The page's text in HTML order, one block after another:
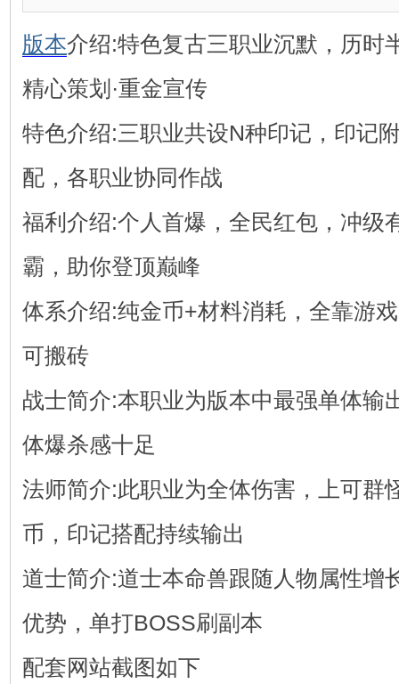
版本介绍:特色复古三职业沉默，历时
精心策划·重金宣传
特色介绍:三职业共设N种印记，印记
配，各职业协同作战
福利介绍:个人首爆，全民红包，冲级
霸，助你登顶巅峰
体系介绍:纯金币+材料消耗，全靠游
可搬砖
战士简介:本职业为版本中最强单体输
体爆杀感十足
法师简介:此职业为全体伤害，上可群
币，印记搭配持续输出
道士简介:道士本命兽跟随人物属性增
优势，单打BOSS刷副本
配套网站截图如下